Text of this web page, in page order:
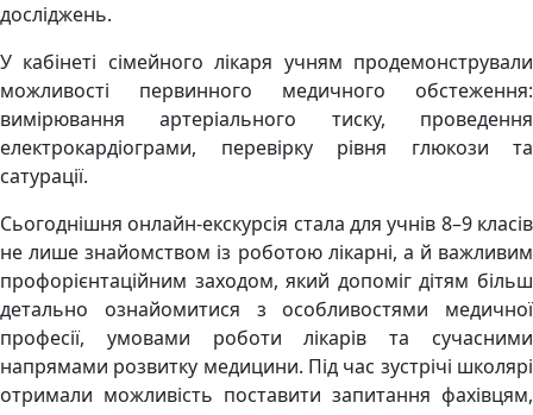
досліджень.
У кабінеті сімейного лікаря учням продемонстрували
можливості первинного медичного обстеження:
вимірювання артеріального тиску, проведення
електрокардіограми, перевірку рівня глюкози та
сатурації.
Сьогоднішня онлайн-екскурсія стала для учнів 8–9 класів
не лише знайомством із роботою лікарні, а й важливим
профорієнтаційним заходом, який допоміг дітям більш
детально ознайомитися з особливостями медичної
професії, умовами роботи лікарів та сучасними
напрямами розвитку медицини. Під час зустрічі школярі
отримали можливість поставити запитання фахівцям,